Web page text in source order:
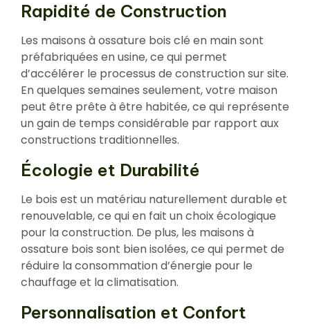
Rapidité de Construction
Les maisons à ossature bois clé en main sont
préfabriquées en usine, ce qui permet
d’accélérer le processus de construction sur site.
En quelques semaines seulement, votre maison
peut être prête à être habitée, ce qui représente
un gain de temps considérable par rapport aux
constructions traditionnelles.
Écologie et Durabilité
Le bois est un matériau naturellement durable et
renouvelable, ce qui en fait un choix écologique
pour la construction. De plus, les maisons à
ossature bois sont bien isolées, ce qui permet de
réduire la consommation d’énergie pour le
chauffage et la climatisation.
Personnalisation et Confort